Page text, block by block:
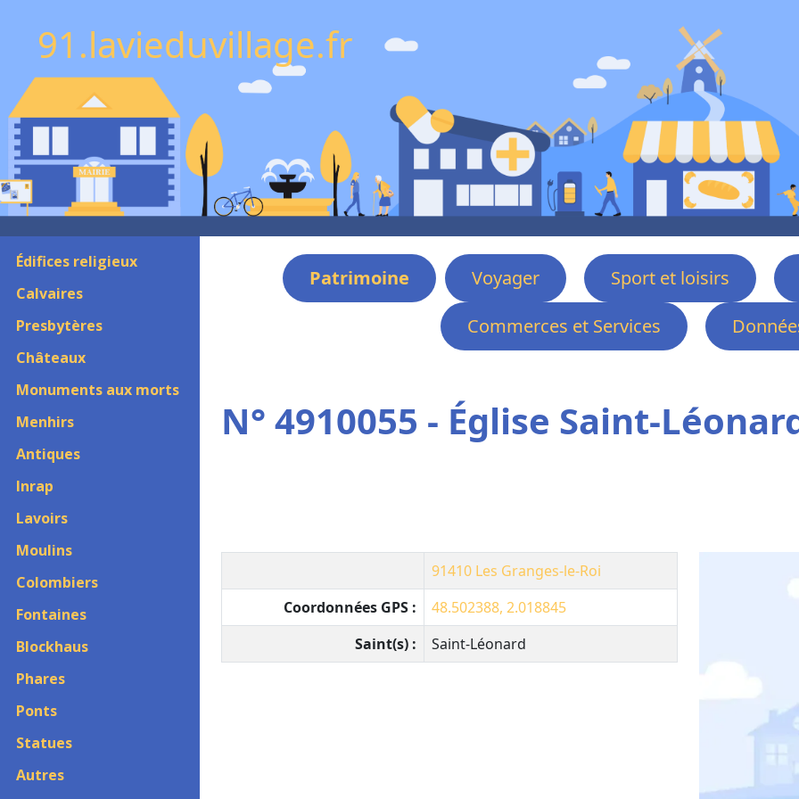
91.lavieduvillage.fr
Édifices religieux
Calvaires
Presbytères
Châteaux
Monuments aux morts
Menhirs
Antiques
Inrap
Lavoirs
Moulins
Colombiers
Fontaines
Blockhaus
Phares
Ponts
Statues
Autres
Patrimoine Voyager
Sport et loisirs
Commerces et Services
N° 4910055 - Église Saint-
91410 Les Granges-le-Roi
Coordonnées GPS :
48.502388, 2.018845
Saint(s) :
Saint-Léonard